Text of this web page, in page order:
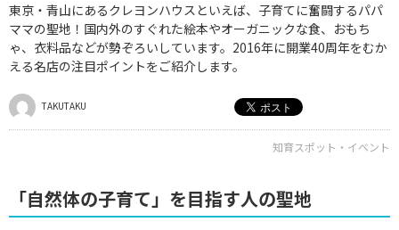
東京・青山にあるクレヨンハウスといえば、子育てに奮闘するパパ
ママの聖地！国内外のすぐれた絵本やオーガニックな食、おもち
ゃ、衣料品などが勢ぞろいしています。2016年に開業40周年をむか
える名店の注目ポイントをご紹介します。
TAKUTAKU
知育スポット・イベント
「自然体の子育て」を目指す人の聖地